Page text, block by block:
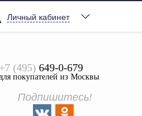
Личный кабинет
+7 (495) 649-0-679
покупателей из Москвы
Подпишитесь!